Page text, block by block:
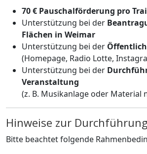
70 € Pauschalförderung pro
Unterstützung bei der
Flächen in Weimar
Unterstützung bei der
(Homepage, Radio Lotte,
Unterstützung bei der
Veranstaltung
(z. B. Musikanlage oder Material
Hinweise zur Durchführung
Bitte beachtet folgende